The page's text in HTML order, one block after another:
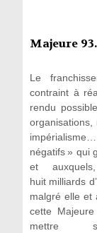
Majeure
Le
contraint à
rendu
organisations,
négatifs » qui
et
huit milliards
malgré elle et
cette
mettre